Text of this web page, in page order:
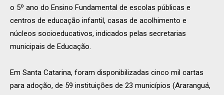
o 5º ano do Ensino Fundamental de escolas públicas e
centros de educação infantil, casas de acolhimento e
núcleos socioeducativos, indicados pelas secretarias
municipais de Educação.
Em Santa Catarina, foram disponibilizadas cinco mil cartas
para adoção, de 59 instituições de 23 municípios (Araranguá,